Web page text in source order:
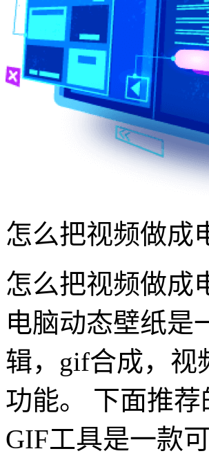
怎么把视频做成
怎么把视频做成
电脑动态壁纸是
辑，gif合成，视
功能。 下面推荐
GIF工具是一款